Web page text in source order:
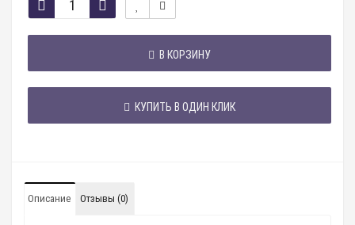
В КОРЗИНУ
КУПИТЬ В ОДИН КЛИК
Описание Отзывы (0)